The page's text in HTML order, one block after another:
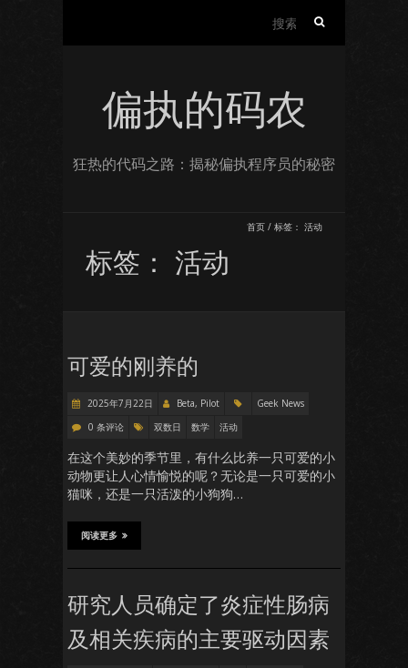
偏执的码农
狂热的代码之路：揭秘偏执程序员的秘密
首页 / 标签： 活动
标签： 活动
可爱的刚养的
2025年7月22日 Beta, Pilot
Geek News
0 条评论
双数日 数学 活动
在这个美妙的季节里，有什么比养一只可爱的小
动物更让人心情愉悦的呢？无论是一只可爱的小
猫咪，还是一只活泼的小狗狗…
阅读更多
研究人员确定了炎症性肠病
及相关疾病的主要驱动因素